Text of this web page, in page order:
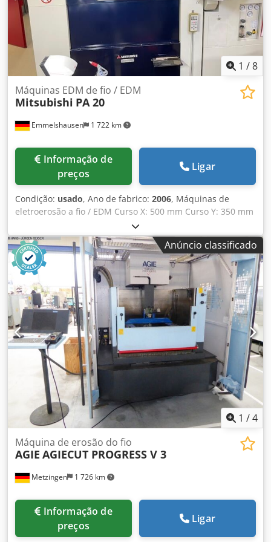
1 /8
Emmelshausen 1 722 km
Máquinas EDM de fio / EDM
Mitsubishi PA 20
preços
Ligar
Condição: usado, Ano de fabrico: 2006, Máquinas de
eletroerosão a fio / EDM Curso X: 500 mm Curso Y: 350 mm
Curso Z: 300 mm Tamanho máximo da peça X: 1050 mm
Tamanho máximo da peça Y: 800 mm Tamanho máximo da
peça Z: 295 mm Peso máximo da peça: 1500 kg Tamanho
da mesa X: 780 mm Tamanho da mesa Y: 630 mm com
enfiamento automático do fio Eixo U / V: 42 mm Gerador:
50 Ampere Djdpjw S Egfjfx Adksck Corte em banho de água
A máquina foi operada com fio de 0,10 e 0,07 mm em aço e
latão.
Anúncio classificado
1 /4
Metzingen 1 726 km
Máquina de erosão do fio
AGIE AGIECUT PROGRESS V 3
preços
Ligar